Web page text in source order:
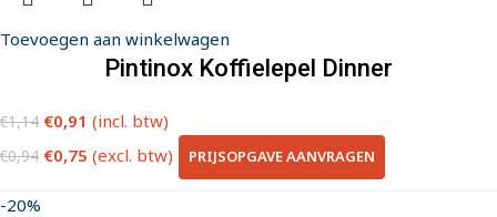
Toevoegen aan winkelwagen
Pintinox Koffielepel Dinner
€1,14 €0,91 (incl. btw)
€0,94 €0,75 (excl. btw) PRIJSOPGAVE AANVRAGEN
-20%